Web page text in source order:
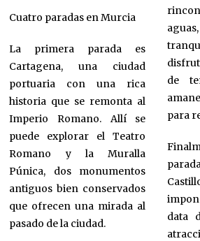
Cuatro paradas en Murcia
La primera parada es
Cartagena, una ciudad
portuaria con una rica
historia que se remonta al
Imperio Romano. Allí se
puede explorar el Teatro
Romano y la Muralla
Púnica, dos monumentos
antiguos bien conservados
que ofrecen una mirada al
pasado de la ciudad.
de
para
data